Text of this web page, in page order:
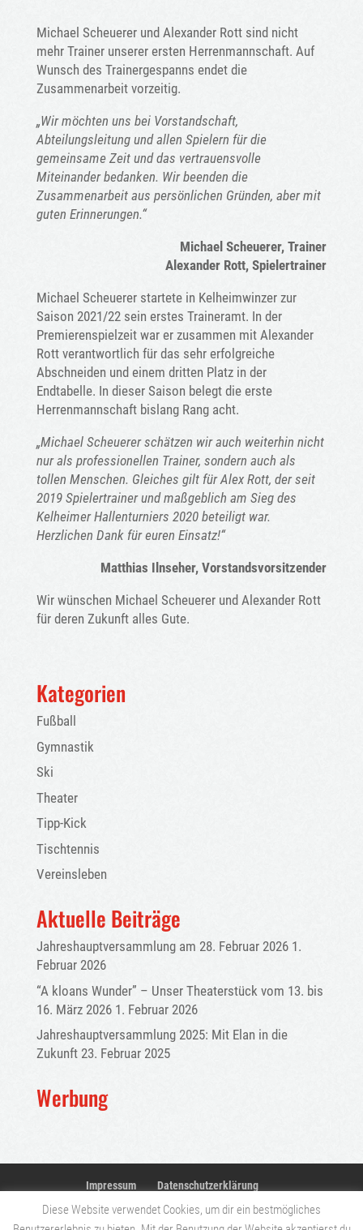
Michael Scheuerer und Alexander Rott sind nicht
mehr Trainer unserer ersten Herrenmannschaft. Auf
Wunsch des Trainergespanns endet die
Zusammenarbeit vorzeitig.
„Wir möchten uns bei Vorstandschaft,
Abteilungsleitung und allen Spielern für die
gemeinsame Zeit und das vertrauensvolle
Miteinander bedanken. Wir beenden die
Zusammenarbeit aus persönlichen Gründen, aber mit
guten Erinnerungen.“
Michael Scheuerer, Trainer
Alexander Rott, Spielertrainer
Michael Scheuerer startete in Kelheimwinzer zur
Saison 2021/22 sein erstes Traineramt. In der
Premierenspielzeit war er zusammen mit Alexander
Rott verantwortlich für das sehr erfolgreiche
Abschneiden und einem dritten Platz in der
Endtabelle. In dieser Saison belegt die erste
Herrenmannschaft bislang Rang acht.
„Michael Scheuerer schätzen wir auch weiterhin nicht
nur als professionellen Trainer, sondern auch als
tollen Menschen. Gleiches gilt für Alex Rott, der seit
2019 Spielertrainer und maßgeblich am Sieg des
Kelheimer Hallenturniers 2020 beteiligt war.
Herzlichen Dank für euren Einsatz!“
Matthias Ilnseher, Vorstandsvorsitzender
Wir wünschen Michael Scheuerer und Alexander Rott
für deren Zukunft alles Gute.
Kategorien
Fußball
Gymnastik
Ski
Theater
Tipp-Kick
Tischtennis
Vereinsleben
Aktuelle Beiträge
Jahreshauptversammlung am 28. Februar 2026 1.
Februar 2026
“A kloans Wunder” – Unser Theaterstück vom 13. bis
16. März 2026 1. Februar 2026
Jahreshauptversammlung 2025: Mit Elan in die
Zukunft 23. Februar 2025
Werbung
Impressum Datenschutzerklärung
Diese Website verwendet Cookies, um dir ein bestmögliches